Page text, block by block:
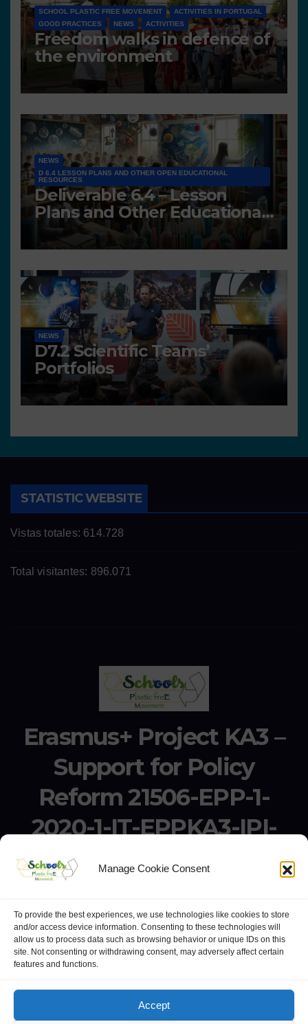
Manage Cookie Consent
To provide the best experiences, we use technologies like cookies to store
and/or access device information. Consenting to these technologies will
allow us to process data such as browsing behavior or unique IDs on this
site. Not consenting or withdrawing consent, may adversely affect certain
features and functions.
Accept
SCHOOL PLASTIC FREE MOVEMENT
ACTIVITIES IN PORTUGAL
GOOD PRACTICES
NEWS ACTIVITIES
Freedom walks in defence of
the environment
NEWS
D 6.4 LESSON PLANS AND OTHER OPEN EDUCATIONAL
RESOURCES
Deliverable 6.4 – Lesson
Plans and Other Educational
resources
NEWS
D7.2 Scientific Teams’
Portfolios
STATISTIC WEBSITE
Vistas totales: 614.728
Total visitantes: 896.071
Erasmus+ Project KA3 –
Support for Policy
Reform 21506-EPP-1-
2020-1-IT-EPPKA3-IPI-
SOC-IN
Erasmus+ Project KA3 – Support for Policy Reform 21506-
website: